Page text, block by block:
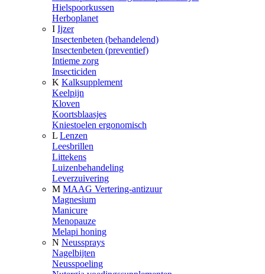
Hielspoorkussen
Herboplanet
I Ijzer
Insectenbeten (behandelend)
Insectenbeten (preventief)
Intieme zorg
Insecticiden
K Kalksupplement
Keelpijn
Kloven
Koortsblaasjes
Kniestoelen ergonomisch
L Lenzen
Leesbrillen
Littekens
Luizenbehandeling
Leverzuivering
M MAAG Vertering-antizuur
Magnesium
Manicure
Menopauze
Melapi honing
N Neussprays
Nagelbijten
Neusspoeling